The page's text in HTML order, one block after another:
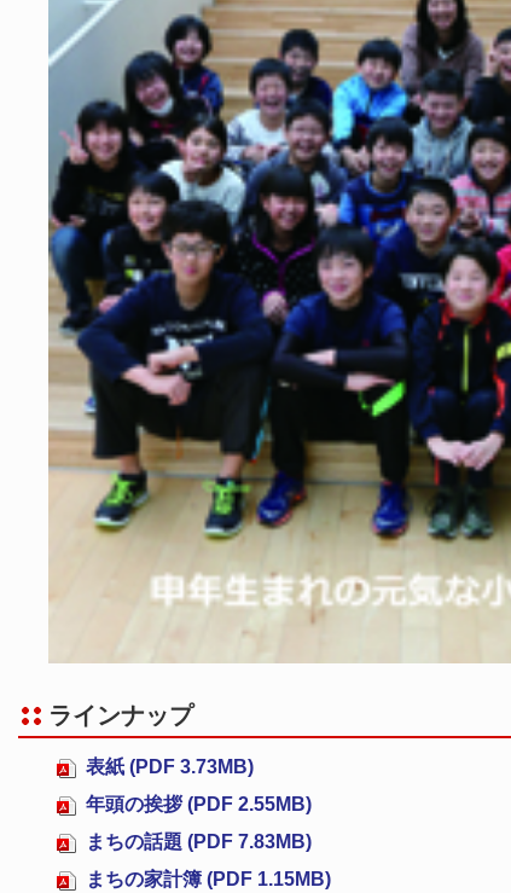
ラインナップ
表紙 (PDF 3.73MB)
年頭の挨拶 (PDF 2.55MB)
まちの話題 (PDF 7.83MB)
まちの家計簿 (PDF 1.15MB)